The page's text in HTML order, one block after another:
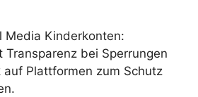
Media Kinderkonten:
Transparenz bei Sperrungen
auf Plattformen zum Schutz